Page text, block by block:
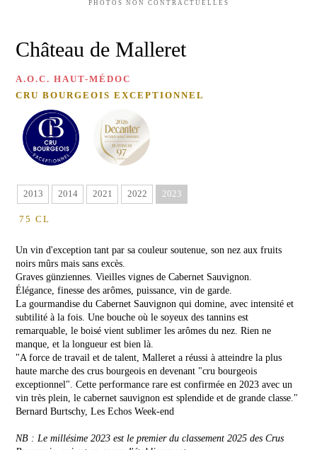
Château
de
Malleret
VINS
BLANCS
de
Malleret
Blanc
de
Malleret
Blanc
de
Noir
de
Malleret
VINS
ROSÉS
Rose
de
DE
FLEURS
MIEL
RHODODENDRON
CARTE
CADEAU
&
DÉGUSTATION
ÉVÉNEMENTS
AU
CHÂTEAU
LA
PRESSE
NEWSLETTER
PHOTOS NON CONTRACTUELLES
Château de Malleret
A.O.C. HAUT-MÉDOC
CRU BOURGEOIS EXCEPTIONNEL
2013 2014 2021 2022 2023
75 CL
Un vin d'exception tant par sa couleur soutenue, son nez aux fruits
noirs mûrs mais sans excès.
Graves günziennes. Vieilles vignes de Cabernet Sauvignon.
Élégance, finesse des arômes, puissance, vin de garde.
La gourmandise du Cabernet Sauvignon qui domine, avec intensité et
subtilité à la fois. Une bouche où le soyeux des tannins est
remarquable, le boisé vient sublimer les arômes du nez. Rien ne
manque, et la longueur est bien là.
"A force de travail et de talent, Malleret a réussi à atteindre la plus
haute marche des crus bourgeois en devenant "cru bourgeois
exceptionnel". Cette performance rare est confirmée en 2023 avec un
vin très plein, le cabernet sauvignon est splendide et de grande classe."
Bernard Burtschy, Les Echos Week-end
NB : Le millésime 2023 est le premier du classement 2025 des Crus